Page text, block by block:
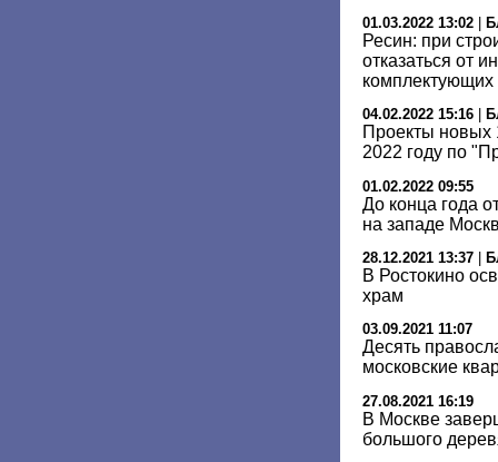
01.03.2022 13:02
Ресин: при
отказаться от
комплектующих
04.02.2022 15:16
Проекты новых
2022 году по
01.02.2022 09:55
До конца года
на западе
28.12.2021 13:37
В Ростокино
храм
03.09.2021 11:07
Десять
московские
27.08.2021 16:19
В Москве
большого